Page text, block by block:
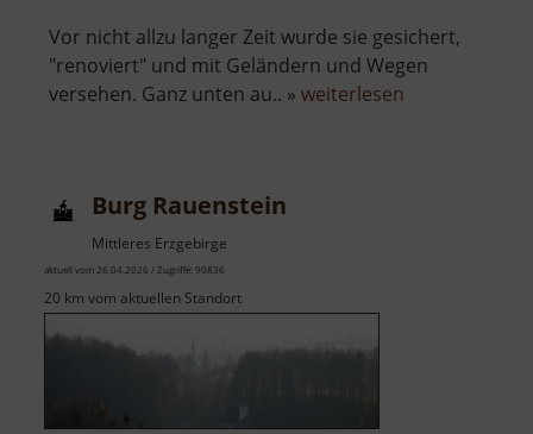
Vor nicht allzu langer Zeit wurde sie gesichert,
"renoviert" und mit Geländern und Wegen
versehen. Ganz unten au.. » weiterlesen
Burg Rauenstein
Mittleres Erzgebirge
aktuell vom 26.04.2026 / Zugriffe: 90836
20 km vom aktuellen Standort